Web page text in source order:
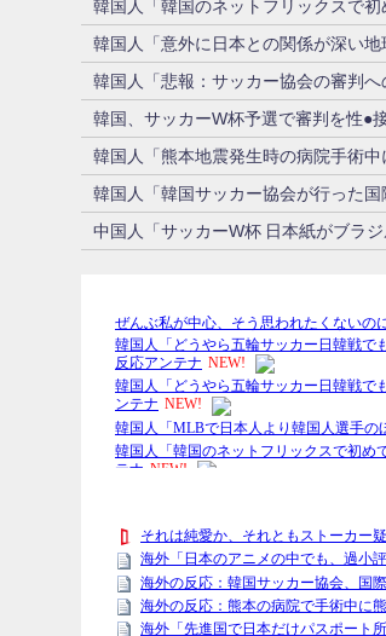
韓国人「韓国のネットフリックスで
韓国人「意外に日本との関係が深い
韓国人「悲報：サッカー協会の審判
韓国、サッカーW杯予選で審判を性●
韓国人「熊本地震発生時の病院手術中
韓国人「韓国サッカー協会が行った
中国人「サッカーW杯 日本紙がブラ